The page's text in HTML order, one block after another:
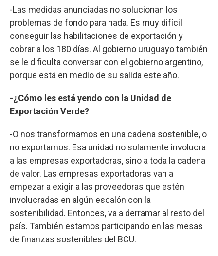
-Las medidas anunciadas no solucionan los
problemas de fondo para nada. Es muy difícil
conseguir las habilitaciones de exportación y
cobrar a los 180 días. Al gobierno uruguayo también
se le dificulta conversar con el gobierno argentino,
porque está en medio de su salida este año.
-¿Cómo les está yendo con la Unidad de
Exportación Verde?
-O nos transformamos en una cadena sostenible, o
no exportamos. Esa unidad no solamente involucra
a las empresas exportadoras, sino a toda la cadena
de valor. Las empresas exportadoras van a
empezar a exigir a las proveedoras que estén
involucradas en algún escalón con la
sostenibilidad. Entonces, va a derramar al resto del
país. También estamos participando en las mesas
de finanzas sostenibles del BCU.